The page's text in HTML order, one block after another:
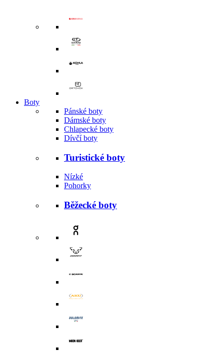
Boty
Pánské boty
Dámské boty
Chlapecké boty
Dívčí boty
Turistické boty
Nízké
Pohorky
Běžecké boty